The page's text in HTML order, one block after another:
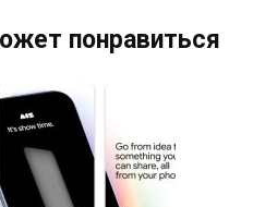
понравиться